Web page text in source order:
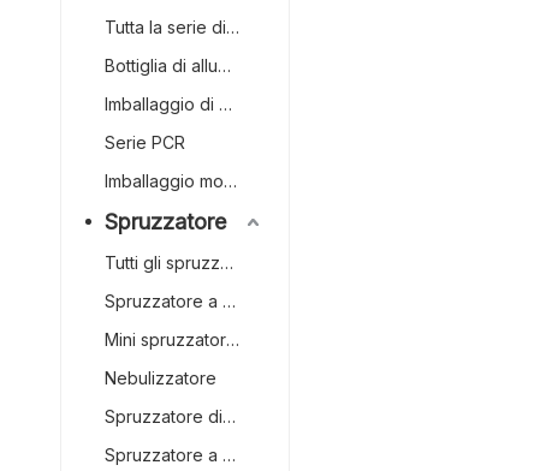
Tutta la serie di plastica
Bottiglia di alluminio
Imballaggio di carta
Serie PCR
Imballaggio monomateriale
Spruzzatore
Tutti gli spruzzatori a grilletto in plastica
Spruzzatore a grilletto
Mini spruzzatore a grilletto
Nebulizzatore
Spruzzatore di profumo
Spruzzatore a grilletto capovolto